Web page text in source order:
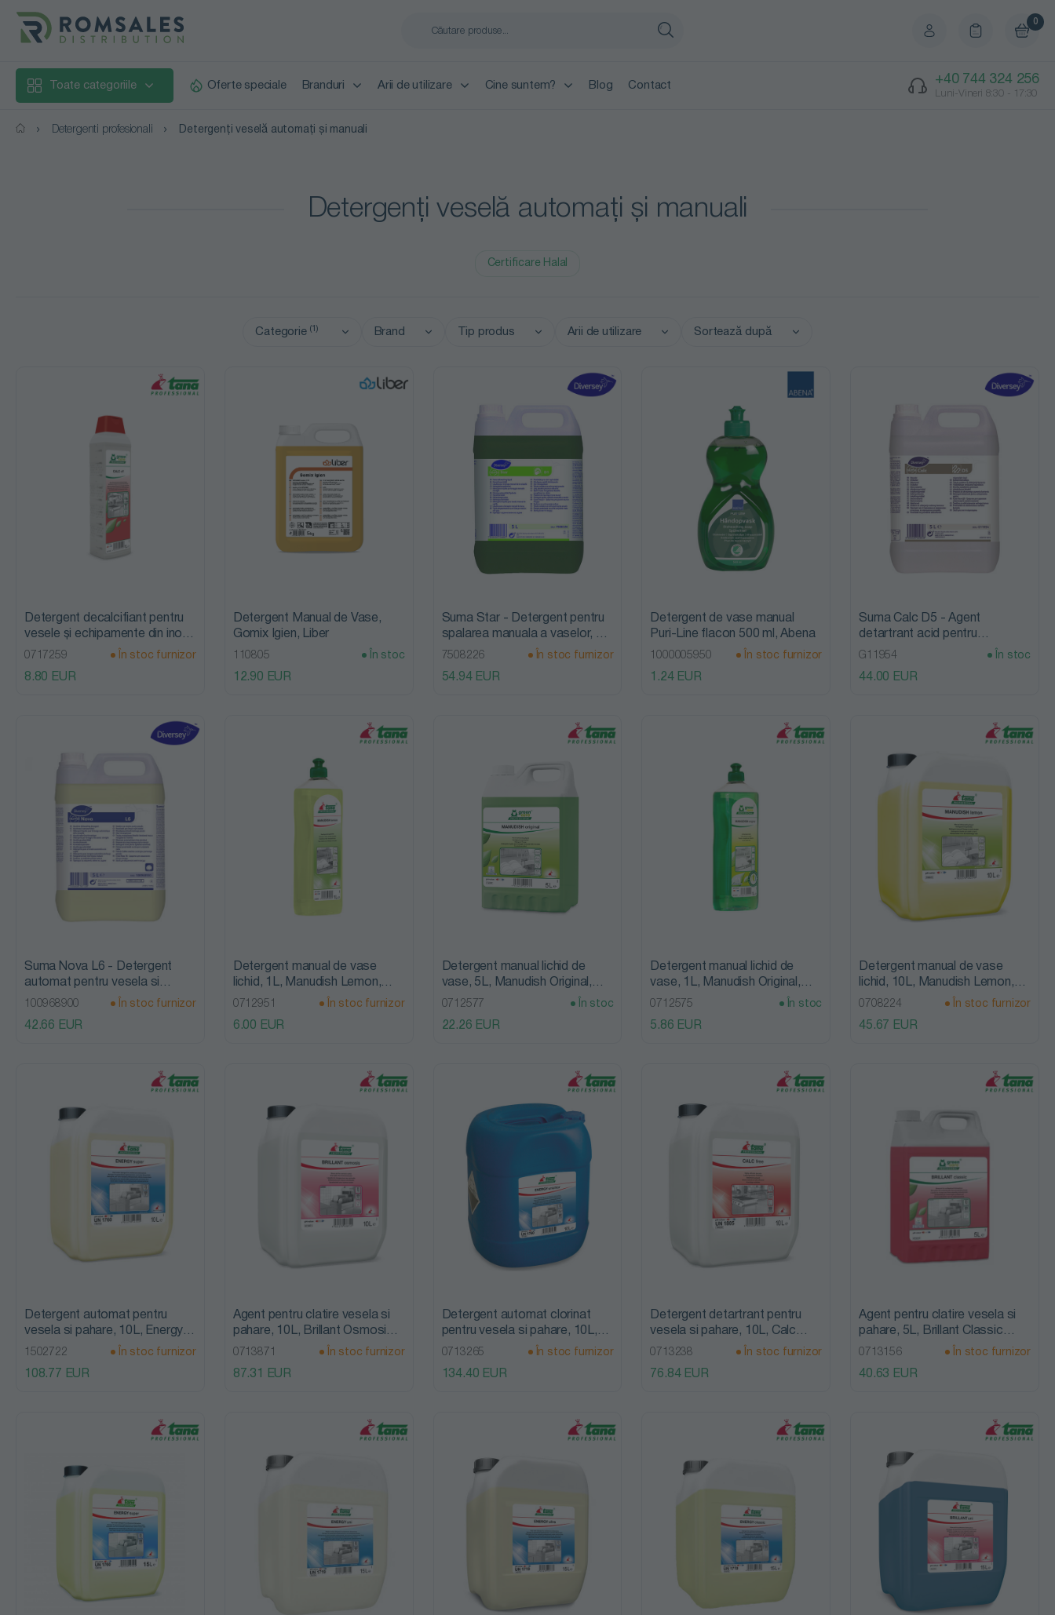
0
Toate categoriile Oferte speciale Branduri Arii de utilizare Cine suntem? Blog Contact +40 744 324 256
Luni-Vineri 8:30 - 17:30
Detergenti profesionali Detergenți veselă automați și manuali
Detergenți veselă automați și manuali
Certificare Halal
Categorie 1
Detergent
auto pentru
insecte &
Detergent
protecție
Detergenti
auto exterior
auto interior
hote si grill
echipamente
speciali
decalcifianți
Detergenți
covoare
Detergenți
Brand Tip produs Arii de utilizare
Industria
alimentară
Instituții
medicale
Instituții
publice
Sortează după
descrescător
In stoc furnizor
Cele mai noi
produse
Detergent decalcifiant pentru
vesele și echipamente din inox,
1L,Calc Off, Tana Professional
0717259 În stoc furnizor
8.80 EUR
Detergent Manual de Vase,
Gomix Igien, Liber
110805 În stoc
12.90 EUR
Suma Star - Detergent pentru
spalarea manuala a vaselor, 5L,
Diversey
7508226 În stoc furnizor
54.94 EUR
Detergent de vase manual
Puri-Line flacon 500 ml, Abena
1000005950 În stoc furnizor
1.24 EUR
Suma Calc D5 - Agent
detartrant acid pentru
echipamente de bucatarie, 5L,
G11954 În stoc
44.00 EUR
Suma Nova L6 - Detergent
automat pentru vesela si
pahare, 5L, Diversey
100968900 În stoc furnizor
42.66 EUR
Detergent manual de vase
lichid, 1L, Manudish Lemon,
Tana Professional
0712951 În stoc furnizor
6.00 EUR
Detergent manual lichid de
vase, 5L, Manudish Original,
Tana Professional
0712577 În stoc
22.26 EUR
Detergent manual lichid de
vase, 1L, Manudish Original,
Tana Professional
0712575 În stoc
5.86 EUR
Detergent manual de vase
lichid, 10L, Manudish Lemon,
Tana Professional
0708224 În stoc furnizor
45.67 EUR
Detergent automat pentru
vesela si pahare, 10L, Energy
Super, Tana Professional
1502722 În stoc furnizor
108.77 EUR
Agent pentru clatire vesela si
pahare, 10L, Brillant Osmosis,
Tana Professional
0713871 În stoc furnizor
87.31 EUR
Detergent automat clorinat
pentru vesela si pahare, 10L,
Energy Unichlor, Tana
0713265 În stoc furnizor
134.40 EUR
Detergent detartrant pentru
vesela si pahare, 10L, Calc
Free, Tana Professional
0713238 În stoc furnizor
76.84 EUR
Agent pentru clatire vesela si
pahare, 5L, Brillant Classic
Tana Professional
0713156 În stoc furnizor
40.63 EUR